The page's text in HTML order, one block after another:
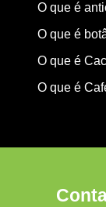
O que é
O que é
O que é
O que é